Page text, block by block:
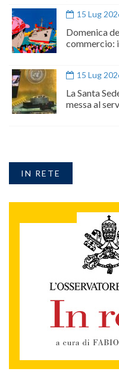
15 Lug
Domenica
commercio:
15 Lug
La Santa
messa al
IN RETE